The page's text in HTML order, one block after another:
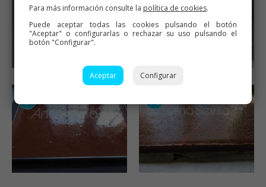
Para más información consulte la política de cookies.
Puede aceptar todas las cookies pulsando el botón
"Aceptar" o configurarlas o rechazar su uso pulsando el
botón "Configurar".
Aceptar Configurar